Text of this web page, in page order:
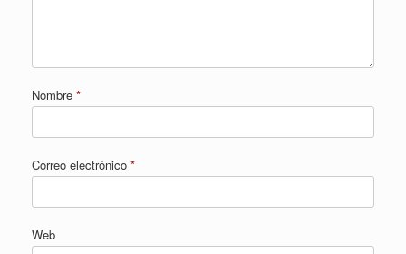
Nombre *
Correo electrónico *
Web